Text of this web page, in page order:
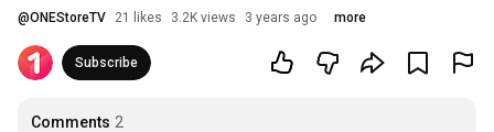
@ONEStoreTV 21 likes 3.2K views 3 years ago more
Subscribe
Comments 2